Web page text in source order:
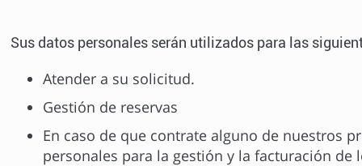
Sus datos personales serán utilizados para las
Atender a su solicitud.
Gestión de reservas
En caso de que contrate alguno de nuestros
personales para la gestión y la facturación de